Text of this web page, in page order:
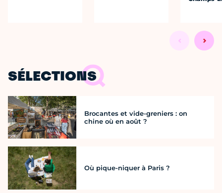
SÉLECTIONS
Brocantes et vide-greniers : on
chine où en août ?
Où pique-niquer à Paris ?